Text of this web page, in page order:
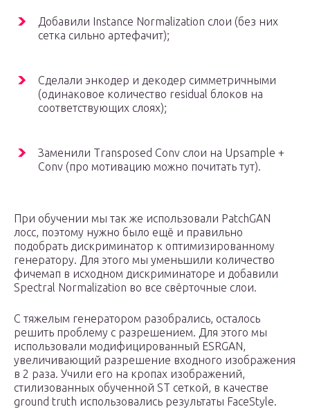
Добавили Instance Normalization слои (без них
сетка сильно артефачит);
Сделали энкодер и декодер симметричными
(одинаковое количество residual блоков на
соответствующих слоях);
Заменили Transposed Conv слои на Upsample +
Conv (про мотивацию можно почитать тут).
При обучении мы так же использовали PatchGAN
лосс, поэтому нужно было ещё и правильно
подобрать дискриминатор к оптимизированному
генератору. Для этого мы уменьшили количество
фичемап в исходном дискриминаторе и добавили
Spectral Normalization во все свёрточные слои.
С тяжелым генератором разобрались, осталось
решить проблему с разрешением. Для этого мы
использовали модифицированный ESRGAN,
увеличивающий разрешение входного изображения
в 2 раза. Учили его на кропах изображений,
стилизованных обученной ST сеткой, в качестве
ground truth использовались результаты FaceStyle.